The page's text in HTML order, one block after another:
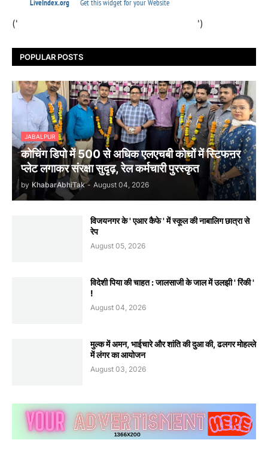
(' ')
POPULAR POSTS
JABALPUR
कोचिंग डिपो में 500 से अधिक एलएचबी कोचों में स्टिफऩर
प्लेट लगाकर संरक्षा सुदृढ़, रेल कर्मचारी पुरस्कृत
by KhabarAbhiTak - August 04, 2026
विजयनगर के ' एआर कैफे ' में स्कूल की नाबालिग छात्रा से
रेप
August 05, 2026
विदेशी पिया की चाहत : जालसाजी के जाल में उलझी ' रिंकी '
!
August 04, 2026
मुल्क में अमन, भाईचारे और शांति की दुआ की, ढलगर मोहल्ले
में लंगर का आयोजन
August 03, 2026